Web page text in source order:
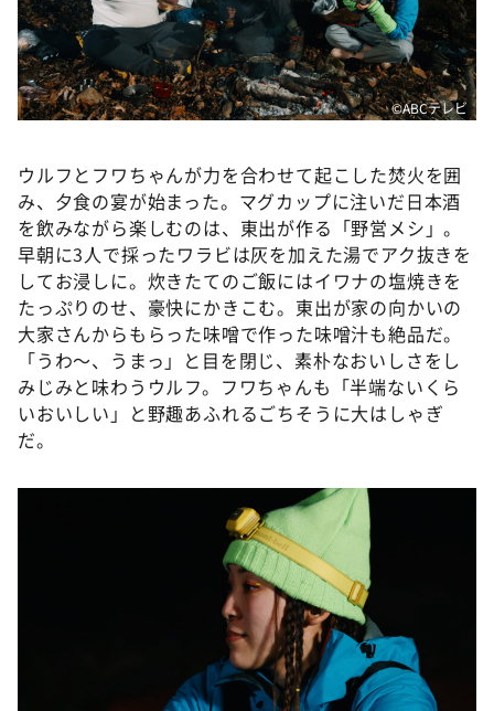
©ABCテレビ
ウルフとフワちゃんが力を合わせて起こした焚火を囲
み、夕食の宴が始まった。マグカップに注いだ日本酒
を飲みながら楽しむのは、東出が作る「野営メシ」。
早朝に3人で採ったワラビは灰を加えた湯でアク抜きを
してお浸しに。炊きたてのご飯にはイワナの塩焼きを
たっぷりのせ、豪快にかきこむ。東出が家の向かいの
大家さんからもらった味噌で作った味噌汁も絶品だ。
「うわ〜、うまっ」と目を閉じ、素朴なおいしさをし
みじみと味わうウルフ。フワちゃんも「半端ないくら
いおいしい」と野趣あふれるごちそうに大はしゃぎ
だ。